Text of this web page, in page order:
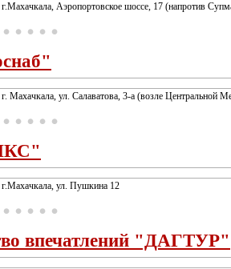
г.Махачкала, Аэропортовское шоссе, 17 (напротив
г. Махачкала, ул. Салаватова, 3-а (возле Центральной
г.Махачкала, ул. Пушкина 12
впечатлений "ДАГТУР"